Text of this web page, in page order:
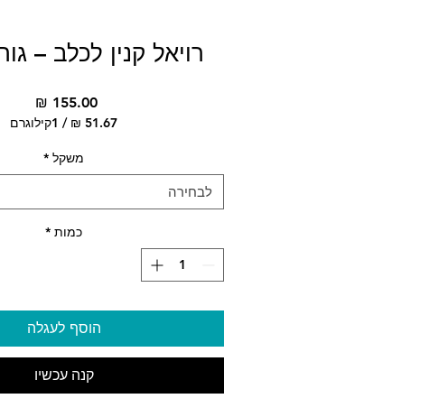
רויאל קנין לכלב –
‏155.00 ‏₪
/ 1קילוגרם
לכל
1
משקל *
לבחירה
כמות *
הוסף לעגלה
קנה עכשיו